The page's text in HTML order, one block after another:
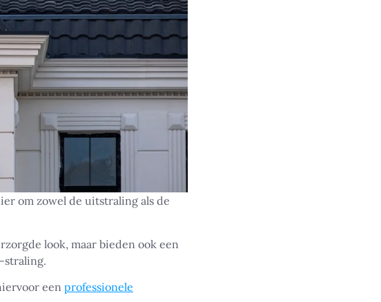
om zowel de uitstraling als de
look, maar bieden ook een
straling.
een professionele